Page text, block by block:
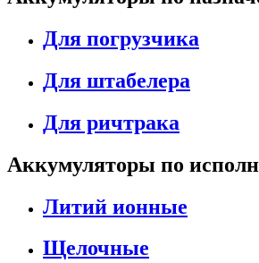
Для погрузчика
Для штабелера
Для ричтрака
Аккумуляторы по
Литий ионные
Щелочные